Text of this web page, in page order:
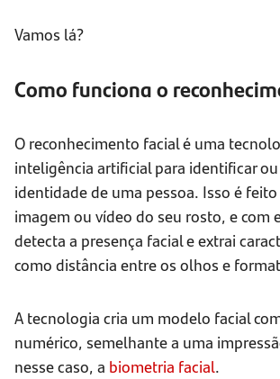
Vamos lá?
Como funciona o
O reconhecimento facial é uma
inteligência artificial para identificar
identidade de uma pessoa. Isso é
imagem ou vídeo do seu rosto, e com
detecta a presença facial e extrai
como distância entre os olhos e
A tecnologia cria um modelo facial
numérico, semelhante a uma
nesse caso, a biometria facial.